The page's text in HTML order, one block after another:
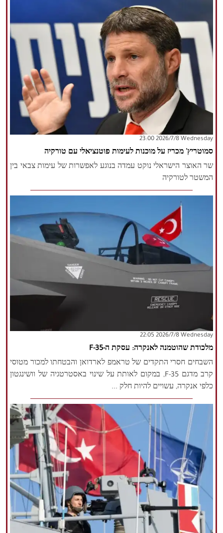
‫‫Wednesday‬‬ 2026/7/8 23:00
סמוטריץ' מכריז על מוכנות לעימות פוטנציאלי עם טורקיה
שר האוצר הישראלי נוקט עמדה בנוגע לאפשרות של עימות צבאי בין
המשטר לטורקיה
‫‫Wednesday‬‬ 2026/7/8 22:05
מלכודת שהוטמנה לאנקרה: עסקת ה-F-35
השבחים חסרי התקדים של טראמפ לארדואן והבטחתו למכור מטוסי
קרב מדגם F-35, במקום לאותת על שינוי באסטרטגיה של וושינגטון
כלפי אנקרה, עשויים להיות חלק ...